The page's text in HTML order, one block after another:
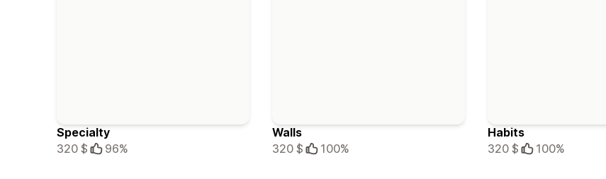
Specialty
320 $
96%
Walls
320 $
100%
Habits
320 $
100%